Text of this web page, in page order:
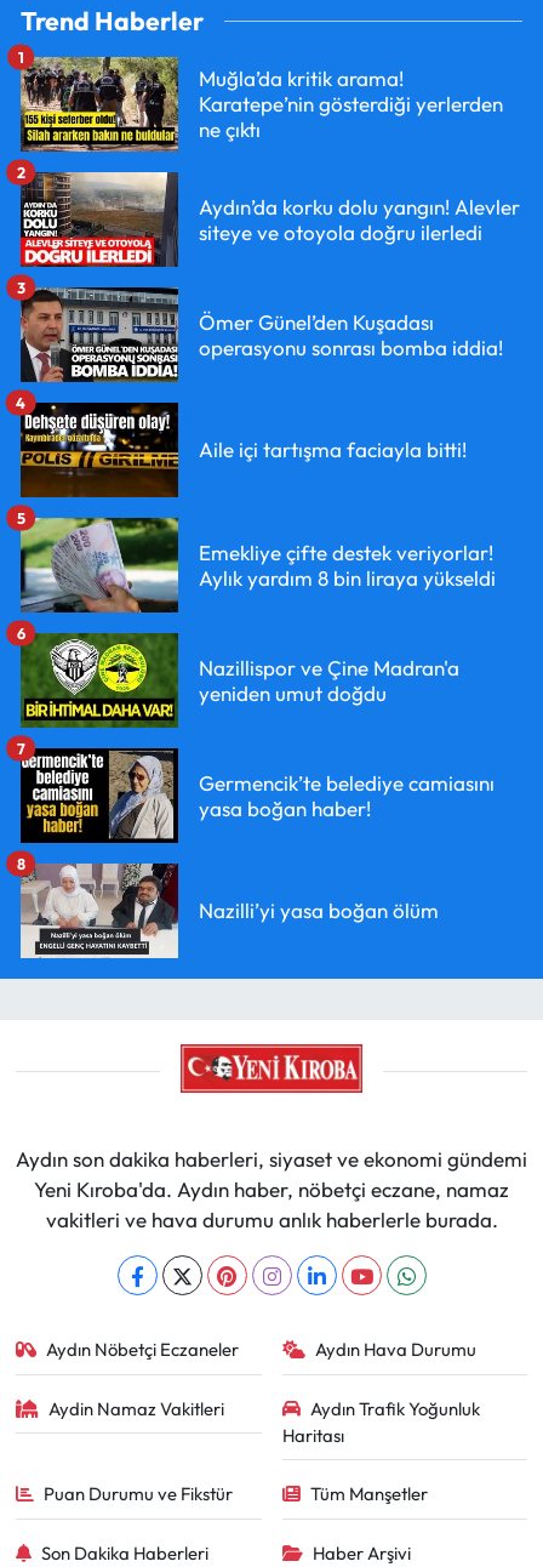
Trend Haberler
Muğla’da kritik arama!
Karatepe’nin gösterdiği yerlerden
ne çıktı
1
Aydın’da korku dolu yangın! Alevler
siteye ve otoyola doğru ilerledi
2
Ömer Günel’den Kuşadası
operasyonu sonrası bomba iddia!
3
Aile içi tartışma faciayla bitti!
4
Emekliye çifte destek veriyorlar!
Aylık yardım 8 bin liraya yükseldi
5
Nazillispor ve Çine Madran'a
yeniden umut doğdu
6
Germencik’te belediye camiasını
yasa boğan haber!
7
Nazilli’yi yasa boğan ölüm
8
Aydın son dakika haberleri, siyaset ve ekonomi gündemi
Yeni Kıroba'da. Aydın haber, nöbetçi eczane, namaz
vakitleri ve hava durumu anlık haberlerle burada.
Aydın Nöbetçi Eczaneler Aydın Hava Durumu
Aydin Namaz Vakitleri
Aydın Trafik Yoğunluk
Haritası
Puan Durumu ve Fikstür Tüm Manşetler
Son Dakika Haberleri Haber Arşivi